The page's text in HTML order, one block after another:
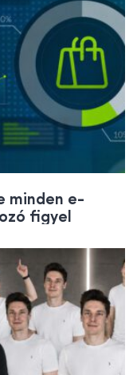
minden e-
figyel